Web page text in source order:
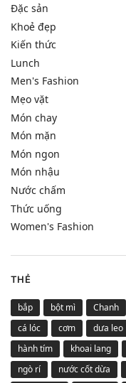
Đặc sản
Khoẻ đẹp
Kiến thức
Lunch
Men's Fashion
Mẹo vặt
Món chay
Món mặn
Món ngon
Món nhậu
Nước chấm
Thức uống
Women's Fashion
THẺ
bắp bột mì Chanh
cá lóc
cơm dưa leo
hành tím
khoai lang
ngò rí
nước cốt dừa